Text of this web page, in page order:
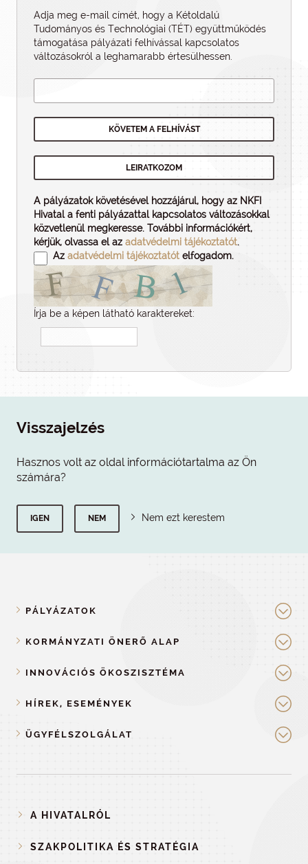
Adja meg e-mail címét, hogy a Kétoldalú
Tudományos és Technológiai (TÉT) együttműködés
támogatása pályázati felhí­vással kapcsolatos
változásokról a leghamarabb értesülhessen.
A pályázatok követésével hozzájárul, hogy az NKFI
Hivatal a fenti pályázattal kapcsolatos változásokkal
közvetlenül megkeresse. További információkért,
kérjük, olvassa el az adatvédelmi tájékoztatót.
Az adatvédelmi tájékoztatót elfogadom.
Írja be a képen látható karaktereket:
Visszajelzés
Hasznos volt az oldal információtartalma az Ön
számára?
IGEN NEM Nem ezt kerestem
PÁLYÁZATOK
KORMÁNYZATI ÖNERŐ ALAP
INNOVÁCIÓS ÖKOSZISZTÉMA
HÍREK, ESEMÉNYEK
ÜGYFÉLSZOLGÁLAT
A HIVATALRÓL
SZAKPOLITIKA ÉS STRATÉGIA